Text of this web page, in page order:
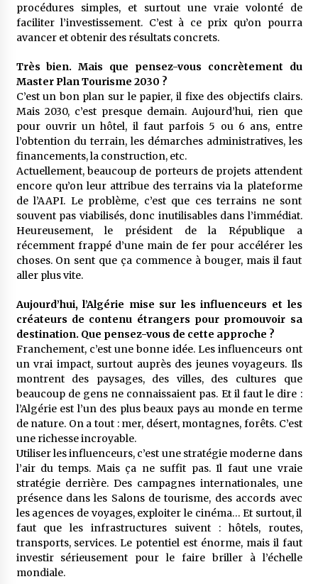
procédures simples, et surtout une vraie volonté de
faciliter l’investissement. C’est à ce prix qu’on pourra
avancer et obtenir des résultats concrets.
Très bien. Mais que pensez-vous concrètement du
Master Plan Tourisme 2030 ?
C’est un bon plan sur le papier, il fixe des objectifs clairs.
Mais 2030, c’est presque demain. Aujourd’hui, rien que
pour ouvrir un hôtel, il faut parfois 5 ou 6 ans, entre
l’obtention du terrain, les démarches administratives, les
financements, la construction, etc.
Actuellement, beaucoup de porteurs de projets attendent
encore qu’on leur attribue des terrains via la plateforme
de l’AAPI. Le problème, c’est que ces terrains ne sont
souvent pas viabilisés, donc inutilisables dans l’immédiat.
Heureusement, le président de la République a
récemment frappé d’une main de fer pour accélérer les
choses. On sent que ça commence à bouger, mais il faut
aller plus vite.
Aujourd’hui, l’Algérie mise sur les influenceurs et les
créateurs de contenu étrangers pour promouvoir sa
destination. Que pensez-vous de cette approche ?
Franchement, c’est une bonne idée. Les influenceurs ont
un vrai impact, surtout auprès des jeunes voyageurs. Ils
montrent des paysages, des villes, des cultures que
beaucoup de gens ne connaissaient pas. Et il faut le dire :
l’Algérie est l’un des plus beaux pays au monde en terme
de nature. On a tout : mer, désert, montagnes, forêts. C’est
une richesse incroyable.
Utiliser les influenceurs, c’est une stratégie moderne dans
l’air du temps. Mais ça ne suffit pas. Il faut une vraie
stratégie derrière. Des campagnes internationales, une
présence dans les Salons de tourisme, des accords avec
les agences de voyages, exploiter le cinéma… Et surtout, il
faut que les infrastructures suivent : hôtels, routes,
transports, services. Le potentiel est énorme, mais il faut
investir sérieusement pour le faire briller à l’échelle
mondiale.